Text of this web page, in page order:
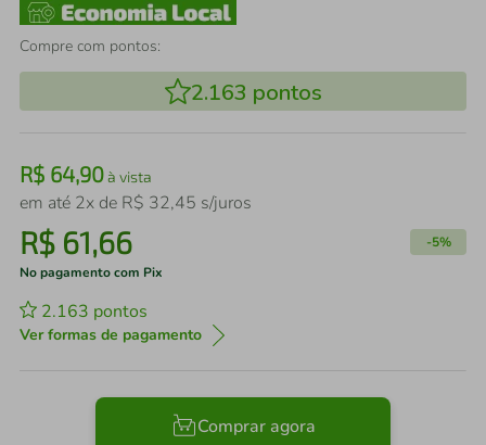
Compre com pontos:
2.163 pontos
R$ 64,90à vista
em até 2x de R$ 32,45 s/juros
R$ 61,66 -5%
No pagamento com Pix
2.163 pontos
Ver formas de pagamento
Comprar agora